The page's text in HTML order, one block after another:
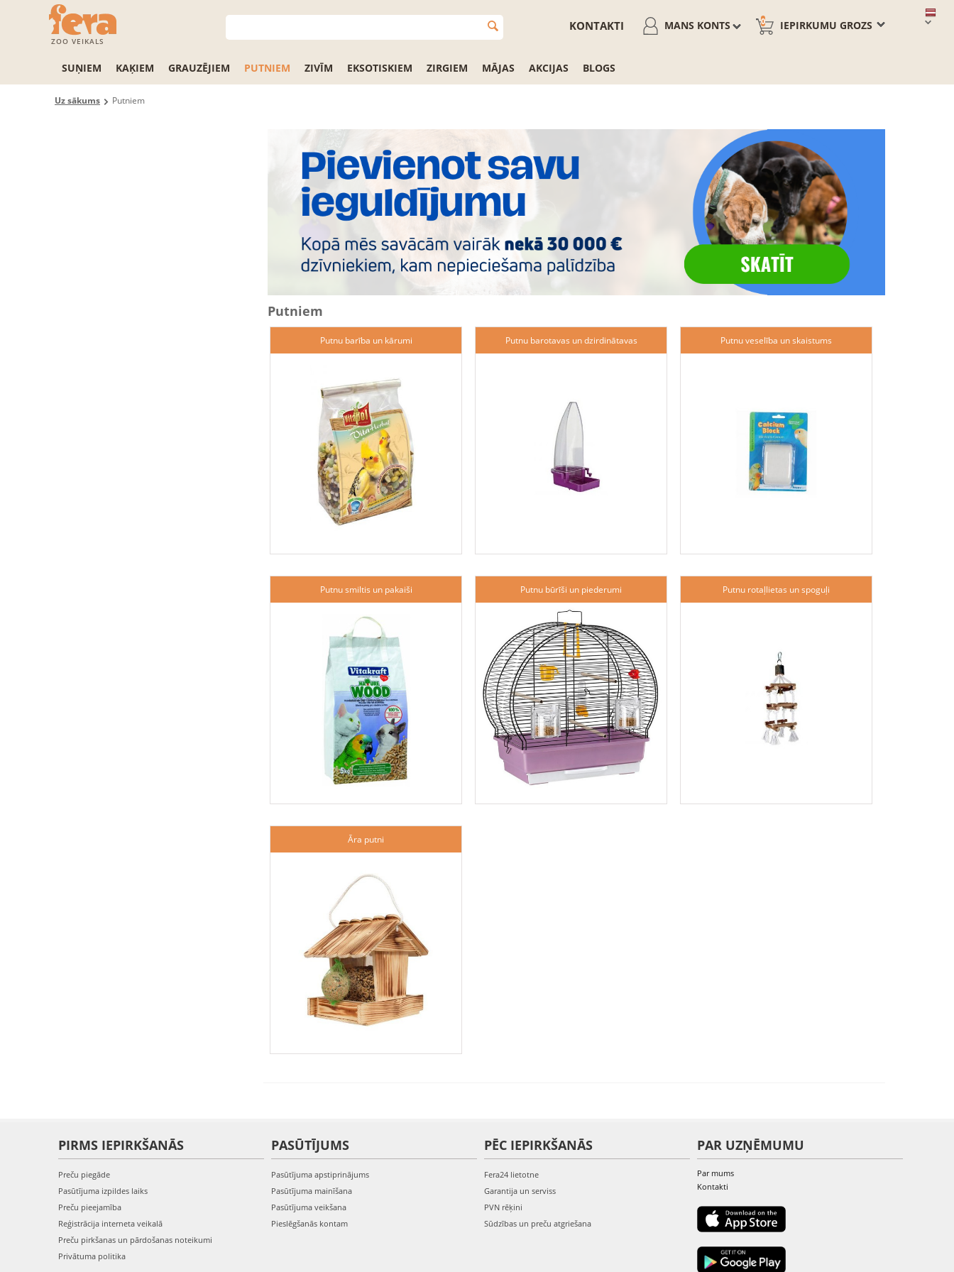
ZOO VEIKALS
IEPIRKUMU GROZS
0
MANS KONTS
KONTAKTI
SUŅIEM KAĶIEM GRAUZĒJIEM PUTNIEM ZIVĪM EKSOTISKIEM ZIRGIEM MĀJAS AKCIJAS BLOGS
Uz sākums Putniem
Putniem
Putnu barība un kārumi Putnu barotavas un dzirdinātavas Putnu veselība un skaistums
Putnu smiltis un pakaiši Putnu būrīši un piederumi Putnu rotaļlietas un spoguļi
Āra putni
PIRMS IEPIRKŠANĀS
Preču piegāde
Pasūtījuma izpildes laiks
Preču pieejamība
Reģistrācija interneta veikalā
Preču pirkšanas un pārdošanas noteikumi
Privātuma politika
PASŪTĪJUMS
Pasūtījuma apstiprinājums
Pasūtījuma mainīšana
Pasūtījuma veikšana
Pieslēgšanās kontam
PĒC IEPIRKŠANĀS
Fera24 lietotne
Garantija un serviss
PVN rēķini
Sūdzības un preču atgriešana
PAR UZŅĒMUMU
Par mums
Kontakti